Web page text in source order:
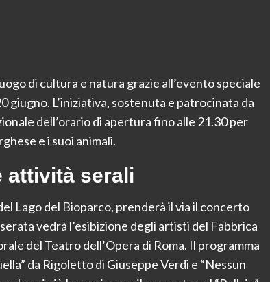
di cultura e natura grazie all’evento speciale
giugno. L’iniziativa, sostenuta e patrocinata da
dell’orario di apertura fino alle 21.30 per
e i suoi animali.
attività serali
Lago del Bioparco, prenderà il via il concerto
vedrà l’esibizione degli artisti del Fabbrica
del Teatro dell’Opera di Roma. Il programma
da Rigoletto di Giuseppe Verdi e “Nessun